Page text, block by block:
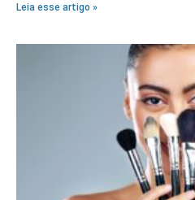
Leia esse artigo »